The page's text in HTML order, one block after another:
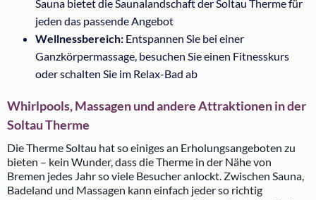
Sauna bietet die Saunalandschaft der Soltau Therme für
jeden das passende Angebot
Wellnessbereich: Entspannen Sie bei einer
Ganzkörpermassage, besuchen Sie einen Fitnesskurs
oder schalten Sie im Relax-Bad ab
Whirlpools, Massagen und andere Attraktionen in der
Soltau Therme
Die Therme Soltau hat so einiges an Erholungsangeboten zu
bieten – kein Wunder, dass die Therme in der Nähe von
Bremen jedes Jahr so viele Besucher anlockt. Zwischen Sauna,
Badeland und Massagen kann einfach jeder so richtig